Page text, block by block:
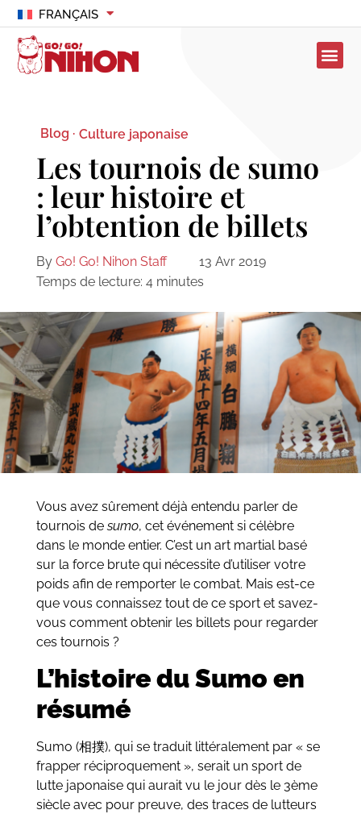
FRANÇAIS
Blog · Culture japonaise
Les tournois de sumo
: leur histoire et
l’obtention de billets
By Go! Go! Nihon Staff
13 Avr 2019
Temps de lecture: 4 minutes
Vous avez sûrement déjà entendu parler de
tournois desumo, cet événement si célèbre
dans le monde entier. C’est un art martial basé
sur la force brute qui nécessite d’utiliser votre
poids afin de remporter le combat. Mais est-ce
que vous connaissez tout de ce sport et savez-
vous comment obtenir les billets pour regarder
ces tournois ?
L’histoire du Sumo en
résumé
Sumo (相撲), qui se traduit littéralement par « se
frapper réciproquement », serait un sport de
lutte japonaise qui aurait vu le jour dès le 3ème
siècle avec pour preuve, des traces de lutteurs